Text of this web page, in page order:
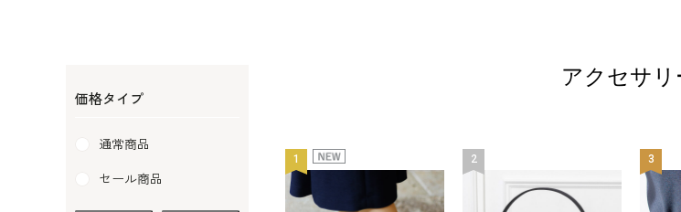
アクセサ
1 2 3
価格タイプ
通常商品
セール商品